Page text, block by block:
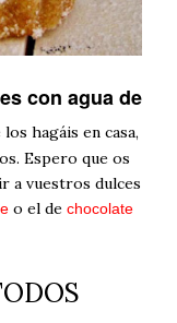
con agua de
hagáis en casa,
Espero que os
a vuestros dulces
o el de chocolate